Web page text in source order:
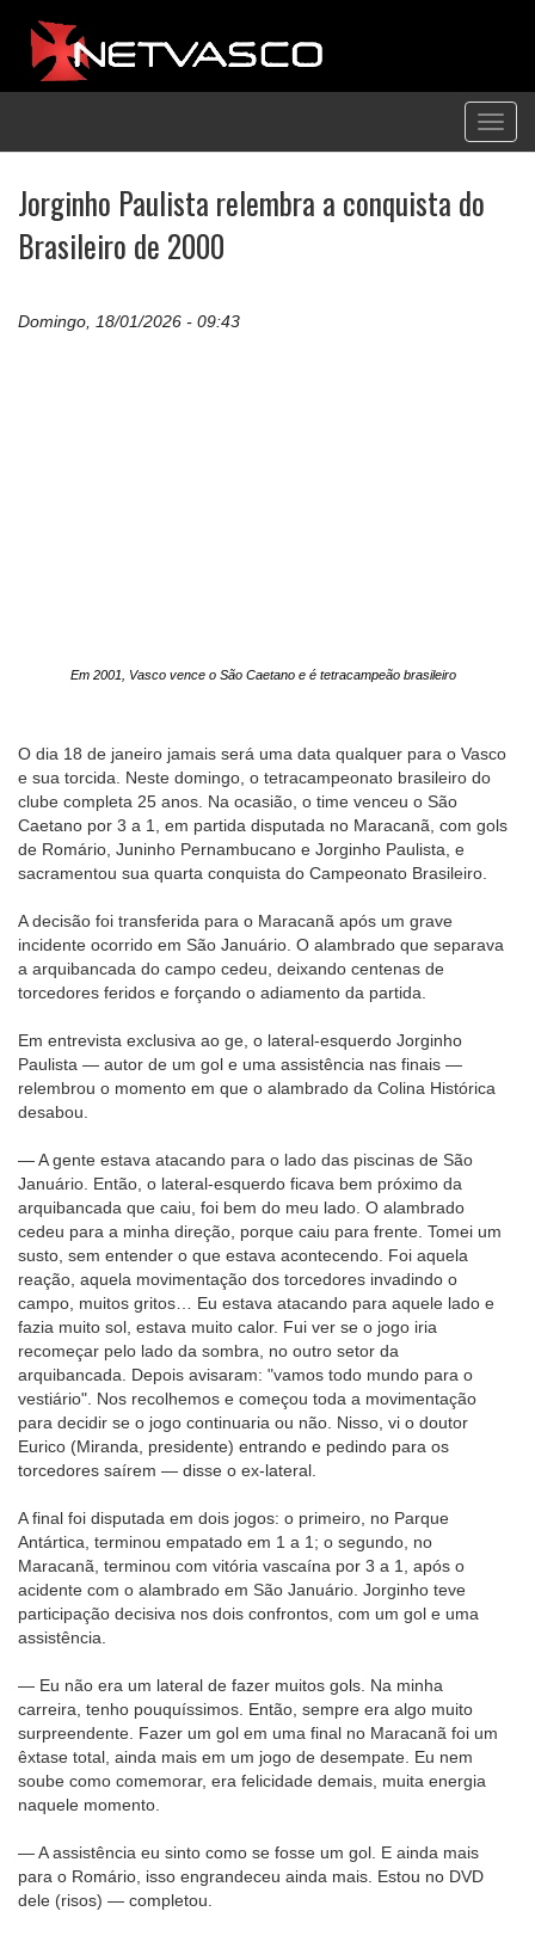
Jorginho Paulista relembra a conquista do
Brasileiro de 2000
Domingo, 18/01/2026 - 09:43
Em 2001, Vasco vence o São Caetano e é tetracampeão brasileiro
O dia 18 de janeiro jamais será uma data qualquer para o Vasco
e sua torcida. Neste domingo, o tetracampeonato brasileiro do
clube completa 25 anos. Na ocasião, o time venceu o São
Caetano por 3 a 1, em partida disputada no Maracanã, com gols
de Romário, Juninho Pernambucano e Jorginho Paulista, e
sacramentou sua quarta conquista do Campeonato Brasileiro.
A decisão foi transferida para o Maracanã após um grave
incidente ocorrido em São Januário. O alambrado que separava
a arquibancada do campo cedeu, deixando centenas de
torcedores feridos e forçando o adiamento da partida.
Em entrevista exclusiva ao ge, o lateral-esquerdo Jorginho
Paulista — autor de um gol e uma assistência nas finais —
relembrou o momento em que o alambrado da Colina Histórica
desabou.
— A gente estava atacando para o lado das piscinas de São
Januário. Então, o lateral-esquerdo ficava bem próximo da
arquibancada que caiu, foi bem do meu lado. O alambrado
cedeu para a minha direção, porque caiu para frente. Tomei um
susto, sem entender o que estava acontecendo. Foi aquela
reação, aquela movimentação dos torcedores invadindo o
campo, muitos gritos… Eu estava atacando para aquele lado e
fazia muito sol, estava muito calor. Fui ver se o jogo iria
recomeçar pelo lado da sombra, no outro setor da
arquibancada. Depois avisaram: "vamos todo mundo para o
vestiário". Nos recolhemos e começou toda a movimentação
para decidir se o jogo continuaria ou não. Nisso, vi o doutor
Eurico (Miranda, presidente) entrando e pedindo para os
torcedores saírem — disse o ex-lateral.
A final foi disputada em dois jogos: o primeiro, no Parque
Antártica, terminou empatado em 1 a 1; o segundo, no
Maracanã, terminou com vitória vascaína por 3 a 1, após o
acidente com o alambrado em São Januário. Jorginho teve
participação decisiva nos dois confrontos, com um gol e uma
assistência.
— Eu não era um lateral de fazer muitos gols. Na minha
carreira, tenho pouquíssimos. Então, sempre era algo muito
surpreendente. Fazer um gol em uma final no Maracanã foi um
êxtase total, ainda mais em um jogo de desempate. Eu nem
soube como comemorar, era felicidade demais, muita energia
naquele momento.
— A assistência eu sinto como se fosse um gol. E ainda mais
para o Romário, isso engrandeceu ainda mais. Estou no DVD
dele (risos) — completou.